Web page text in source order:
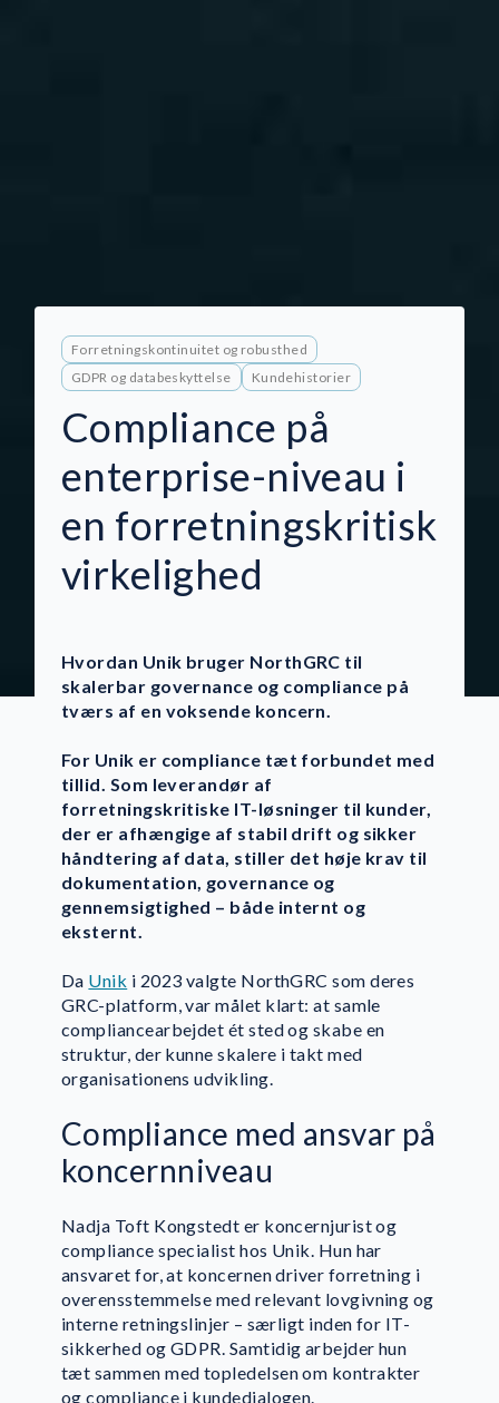
Forretningskontinuitet og robusthed
GDPR og databeskyttelse
Kundehistorier
Compliance på
enterprise-niveau i
en forretningskritisk
virkelighed
Hvordan Unik bruger NorthGRC til
skalerbar governance og compliance på
tværs af en voksende koncern.
For Unik er compliance tæt forbundet med
tillid. Som leverandør af
forretningskritiske IT-løsninger til kunder,
der er afhængige af stabil drift og sikker
håndtering af data, stiller det høje krav til
dokumentation, governance og
gennemsigtighed – både internt og
eksternt.
Da Unik i 2023 valgte NorthGRC som deres
GRC-platform, var målet klart: at samle
compliancearbejdet ét sted og skabe en
struktur, der kunne skalere i takt med
organisationens udvikling.
Compliance med ansvar på
koncernniveau
Nadja Toft Kongstedt er koncernjurist og
compliance specialist hos Unik. Hun har
ansvaret for, at koncernen driver forretning i
overensstemmelse med relevant lovgivning og
interne retningslinjer – særligt inden for IT-
sikkerhed og GDPR. Samtidig arbejder hun
tæt sammen med topledelsen om kontrakter
og compliance i kundedialogen.